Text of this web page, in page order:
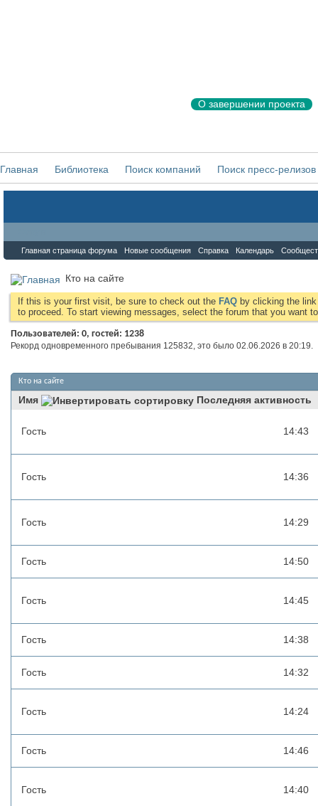
О завершении проекта
Главная Библиотека Поиск компаний Поиск пресс-релизов
Главная страница форума Новые сообщения Справка Календарь
Кто на сайте
If this is your first visit, be sure to check out the FAQ by clicking the
to proceed. To start viewing messages, select the forum that you want
Пользователей: 0, гостей: 1238
Рекорд одновременного пребывания 125832, это было 02.06.2026 в 20:19
Кто на сайте
Имя Последняя активность
Гость 14:43
Гость 14:36
Гость 14:29
Гость 14:50
Гость 14:45
Гость 14:38
Гость 14:32
Гость 14:24
Гость 14:46
Гость 14:40